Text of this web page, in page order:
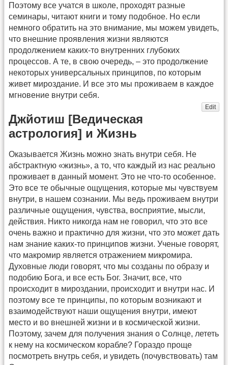
Поэтому все учатся в школе, проходят разные
семинары, читают книги и тому подобное. Но если
немного обратить на это внимание, мы можем увидеть,
что внешние проявления жизни являются
продолжением каких-то внутренних глубоких
процессов. А те, в свою очередь, – это продолжение
некоторых универсальных принципов, по которым
живет мироздание. И все это мы проживаем в каждое
мгновение внутри себя.
Edit
Джйотиш [Ведическая
астрология] и Жизнь
Оказывается Жизнь можно знать внутри себя. Не
абстрактную «жизнь», а то, что каждый из нас реально
проживает в данный момент. Это не что-то особенное.
Это все те обычные ощущения, которые мы чувствуем
внутри, в нашем сознании. Мы ведь проживаем внутри
различные ощущения, чувства, восприятие, мысли,
действия. Никто никогда нам не говорил, что это все
очень важно и практично для жизни, что это может дать
нам знание каких-то принципов жизни. Ученые говорят,
что макромир является отражением микромира.
Духовные люди говорят, что мы созданы по образу и
подобию Бога, и все есть Бог. Значит, все, что
происходит в мироздании, происходит и внутри нас. И
поэтому все те принципы, по которым возникают и
взаимодействуют наши ощущения внутри, имеют
место и во внешней жизни и в космической жизни.
Поэтому, зачем для получения знания о Солнце, лететь
к нему на космическом корабле? Гораздо проще
посмотреть внутрь себя, и увидеть (почувствовать) там